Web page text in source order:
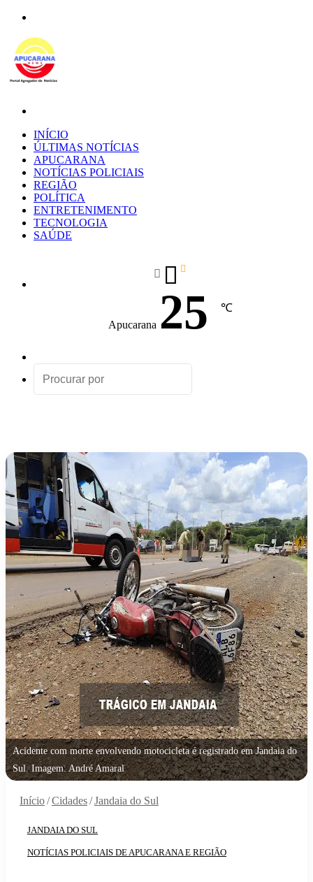
INÍCIO
ÚLTIMAS NOTÍCIAS
APUCARANA
NOTÍCIAS POLICIAIS
REGIÃO
POLÍTICA
ENTRETENIMENTO
TECNOLOGIA
SAÚDE
Apucarana 25 ℃
aleatório
Acidente com morte envolvendo motocicleta é registrado em Jandaia do
Sul. Imagem: André Amaral
Início/Cidades/Jandaia do Sul
JANDAIA DO SUL
NOTÍCIAS POLICIAIS DE APUCARANA E REGIÃO